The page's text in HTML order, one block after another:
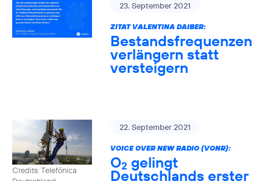
23. September 2021
ZITAT VALENTINA DAIBER:
Bestandsfrequenzen
verlängern statt
versteigern
Credits: Telefónica
22. September 2021
VOICE OVER NEW RADIO (VONR):
O2 gelingt
Deutschlands erster